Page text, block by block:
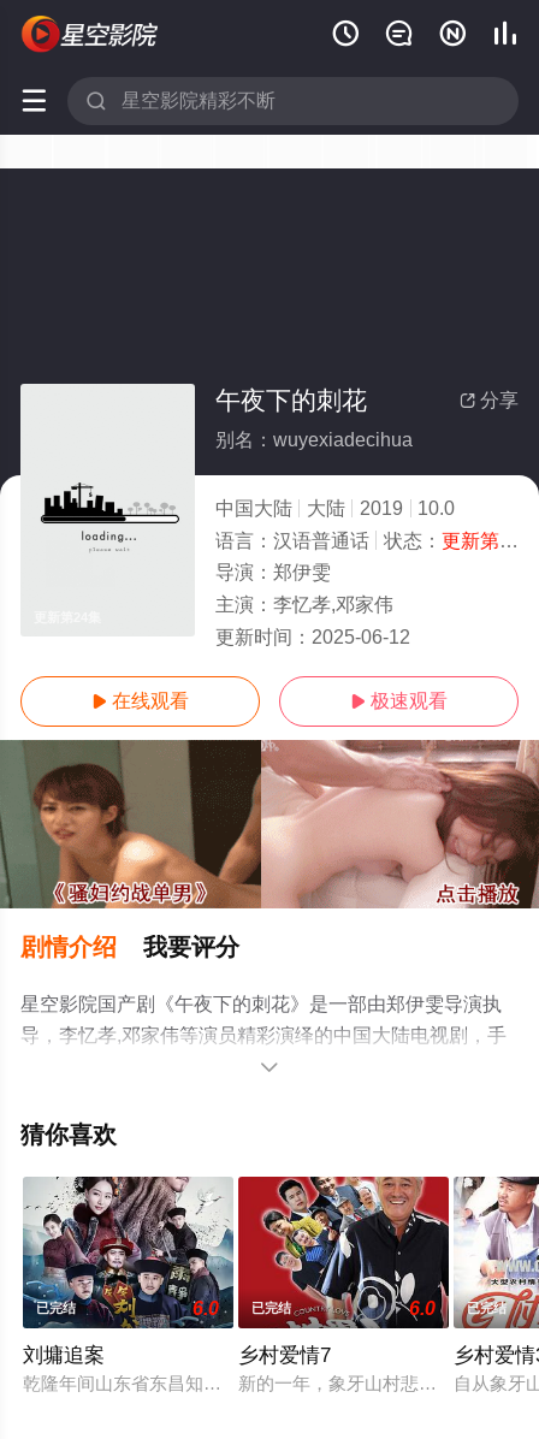
   
 
 分享
午夜下的刺花
别名：wuyexiadecihua
中国大陆 大陆 2019
10.0
语言： 汉语普通话 状态： 更新第24集
导演： 郑伊雯
主演： 李忆孝,邓家伟
更新时间： 2025-06-12
 在线观看  极速观看
剧情介绍 我要评分
星空影院国产剧《午夜下的刺花》是一部由郑伊雯导演执
导，李忆孝,邓家伟等演员精彩演绎的中国大陆电视剧，手
机免费观看高清无删减完整版电视剧全集就上星空影视，
台了解。

猜你喜欢
已完结 6.0
刘墉追案
乾隆年间山东省东昌知府蔡永昌被查出大量赃银，在押赴京城
已完结 6.0
乡村爱情7
新的一年，象牙山村悲欢离合的故事
已完结
乡村爱
自从象牙